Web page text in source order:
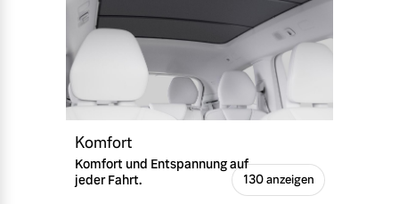
Komfort
Komfort und Entspannung auf
jeder Fahrt.
130 anzeigen